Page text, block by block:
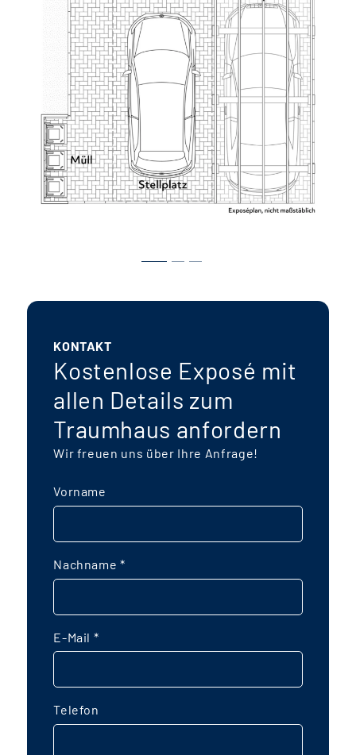
KONTAKT
Kostenlose Exposé mit
allen Details zum
Traumhaus anfordern
Wir freuen uns über Ihre Anfrage!
Vorname
Nachname*
E-Mail *
Telefon